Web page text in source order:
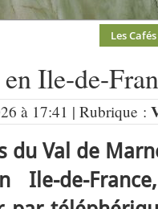
Les Cafés
Ile-de-
à 17:41 | Rubrique :
du Val de
Ile-de-